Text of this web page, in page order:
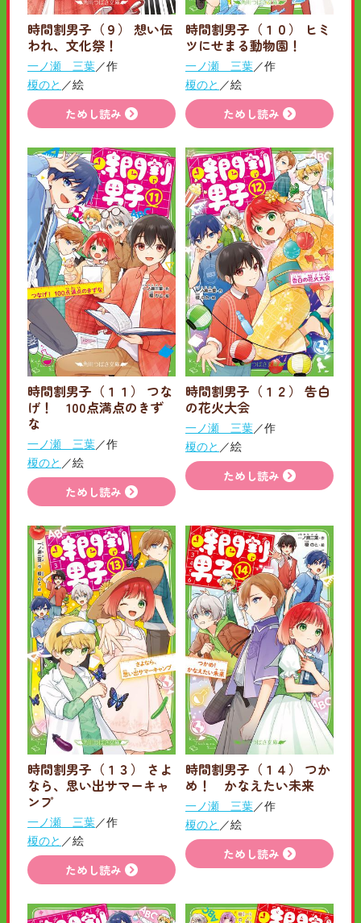
時間割男子（９） 想い伝
われ、文化祭！
一ノ瀬 三葉／作
榎のと ／絵
ためし読み
時間割男子（１０） ヒミ
ツにせまる動物園！
一ノ瀬 三葉／作
榎のと ／絵
ためし読み
時間割男子（１１） つな
げ！ 100点満点のきず
な
一ノ瀬 三葉／作
榎のと ／絵
ためし読み
時間割男子（１２） 告白
の花火大会
一ノ瀬 三葉／作
榎のと ／絵
ためし読み
時間割男子（１３） さよ
なら、思い出サマーキャ
ンプ
一ノ瀬 三葉／作
榎のと ／絵
ためし読み
時間割男子（１４） つか
め！ かなえたい未来
一ノ瀬 三葉／作
榎のと ／絵
ためし読み